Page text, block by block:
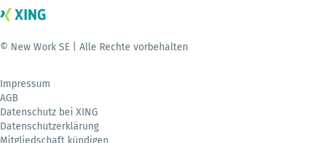
© New Work SE | Alle Rechte vorbehalten
Impressum
AGB
Datenschutz bei XING
Datenschutzerklärung
Mitgliedschaft kündigen